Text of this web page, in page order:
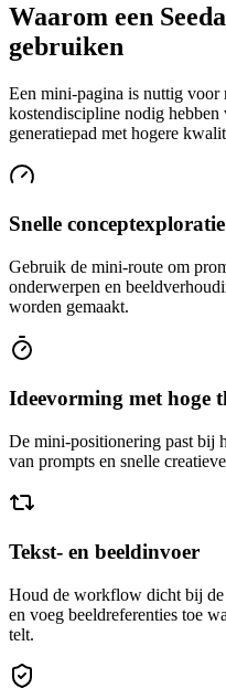
Waarom een
gebruiken
Een mini-pagina is nuttig voor
kostendiscipline nodig hebben
generatiepad met hogere
Snelle conceptexploratie
Gebruik de mini-route om
onderwerpen en
worden gemaakt.
Ideevorming met hoge
De mini-positionering past bij
van prompts en snelle
Tekst- en beeldinvoer
Houd de workflow dicht bij de
en voeg beeldreferenties toe
telt.